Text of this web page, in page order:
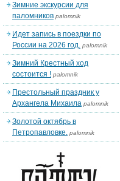
Зимние экскурсии для
паломников palomnik
Идет запись в поездки по
России на 2026 год. palomnik
Зимний Крестный ход
состоится ! palomnik
Престольный праздник у
Архангела Михаила palomnik
Золотой октябрь в
Петропавловке. palomnik